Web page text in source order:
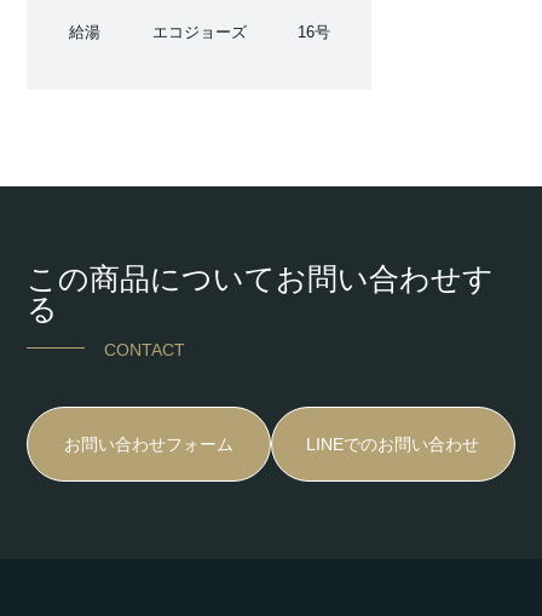
給湯 エコジョーズ 16号
この商品についてお問い合わせす
る
CONTACT
お問い合わせフォーム LINEでのお問い合わせ